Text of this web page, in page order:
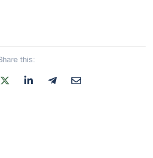
this: